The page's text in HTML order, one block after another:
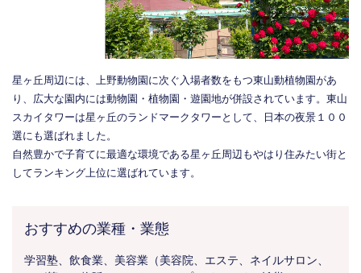
星ヶ丘周辺には、上野動物園に次ぐ入場者数をもつ東山動植物園があ
り、広大な園内には動物園・植物園・遊園地が併設されています。東山
スカイタワーは星ヶ丘のランドマークタワーとして、日本の夜景１００
選にも選ばれました。
自然豊かで子育てに最適な環境である星ヶ丘周辺もやはり住みたい街と
してランキング上位に選ばれています。
おすすめの業種・業態
学習塾、飲食業、美容業（美容院、エステ、ネイルサロン、